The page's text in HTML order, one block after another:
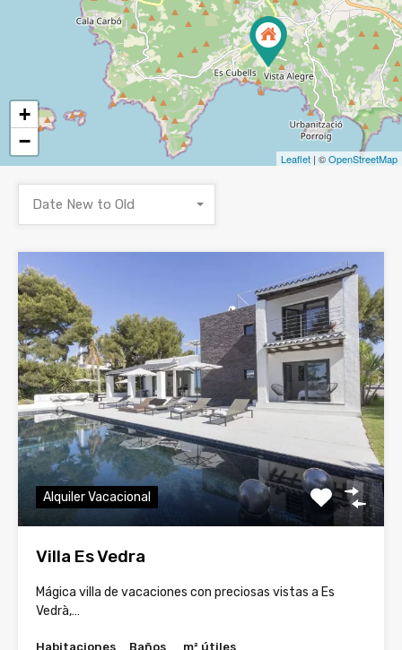
+
−
Leaflet | ©OpenStreetMap
Date New to Old
Alquiler Vacacional
Villa Es Vedra
Mágica villa de vacaciones con preciosas vistas a Es
Vedrà,…
Habitaciones
Baños
m² útiles